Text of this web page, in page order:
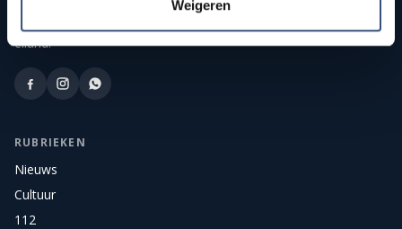
Weigeren
eiland.
RUBRIEKEN
Nieuws
Cultuur
112